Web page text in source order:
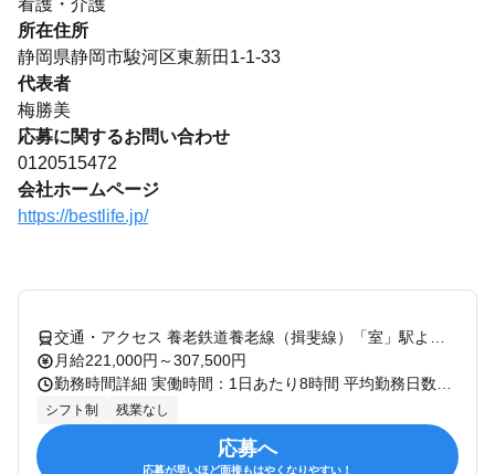
看護・介護
所在住所
静岡県静岡市駿河区東新田1-1-33
代表者
梅勝美
応募に関するお問い合わせ
0120515472
会社ホームページ
https://bestlife.jp/
月給221,000円～307,500円
シフト制 残業なし
応募へ
応募が早いほど面接もはやくなりやすい！